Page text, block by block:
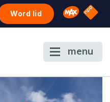
Word lid Omroep
NPO
menu